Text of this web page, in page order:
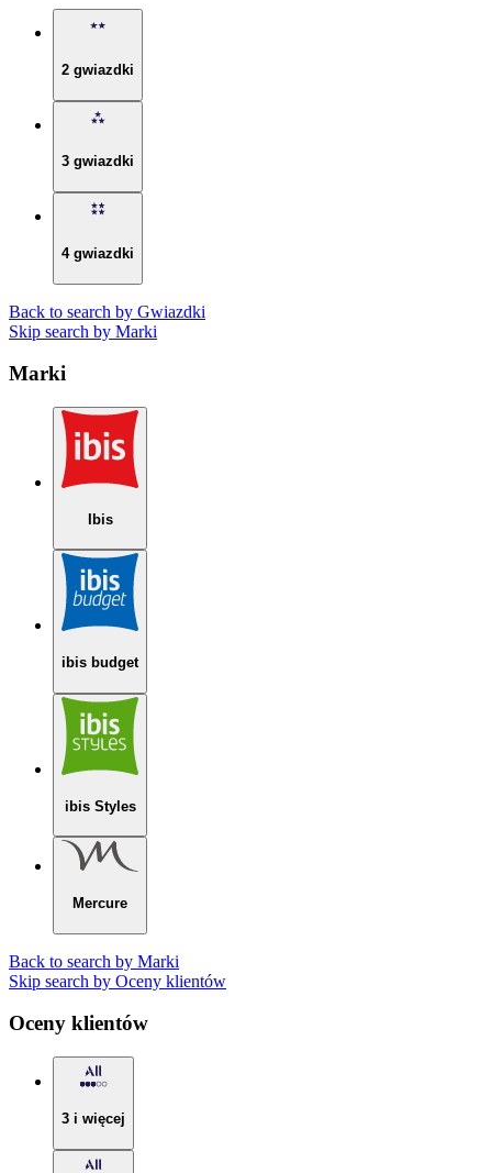
2 gwiazdki
3 gwiazdki
4 gwiazdki
Back to search by Gwiazdki
Skip search by Marki
Marki
Ibis
ibis budget
ibis Styles
Mercure
Back to search by Marki
Skip search by Oceny klientów
Oceny klientów
3 i więcej